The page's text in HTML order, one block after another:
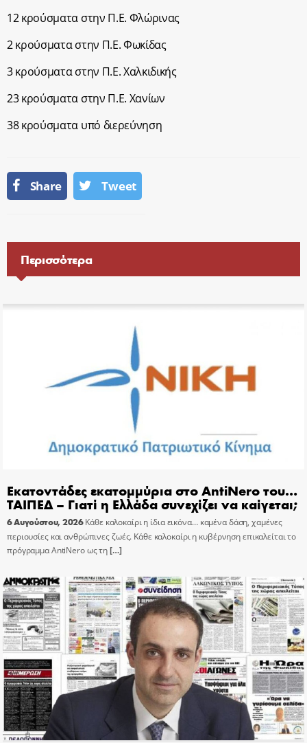
12 κρούσματα στην Π.Ε. Φλώρινας
2 κρούσματα στην Π.Ε. Φωκίδας
3 κρούσματα στην Π.Ε. Χαλκιδικής
23 κρούσματα στην Π.Ε. Χανίων
38 κρούσματα υπό διερεύνηση
Share Tweet
Περισσότερα
Εκατοντάδες εκατομμύρια στο AntiNero του…
ΤΑΙΠΕΔ – Γιατί η Ελλάδα συνεχίζει να καίγεται;
6 Αυγούστου, 2026 Κάθε καλοκαίρι η ίδια εικόνα… καμένα δάση, χαμένες
περιουσίες και ανθρώπινες ζωές. Κάθε καλοκαίρι η κυβέρνηση επικαλείται το
πρόγραμμα AntiNero ως τη[…]